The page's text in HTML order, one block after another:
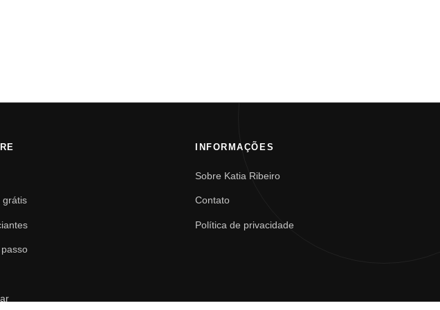
grátis
INFORMAÇÕES
Sobre Katia Ribeiro
Contato
Política de privacidade